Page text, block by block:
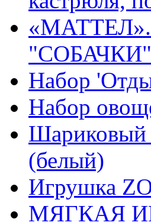
Набор
Набор
Шариковый
(белый)
Игрушка
МЯГКАЯ